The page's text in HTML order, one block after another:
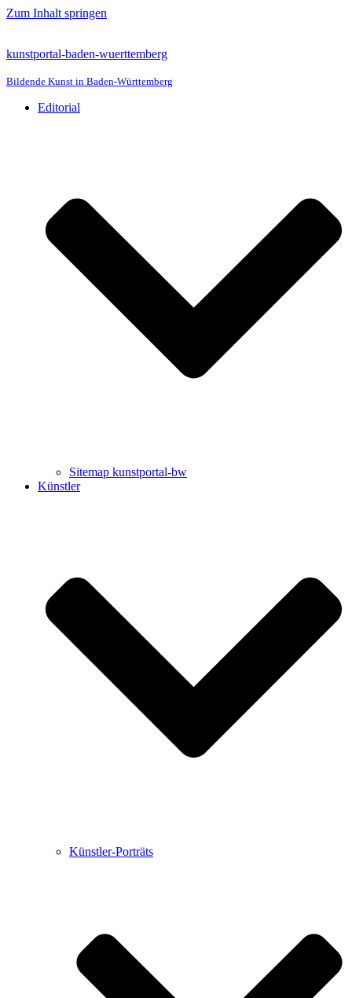
Zum Inhalt springen
kunstportal-baden-wuerttemberg
Bildende Kunst in Baden-Württemberg
Editorial
Sitemap kunstportal-bw
Künstler
Künstler-Porträts